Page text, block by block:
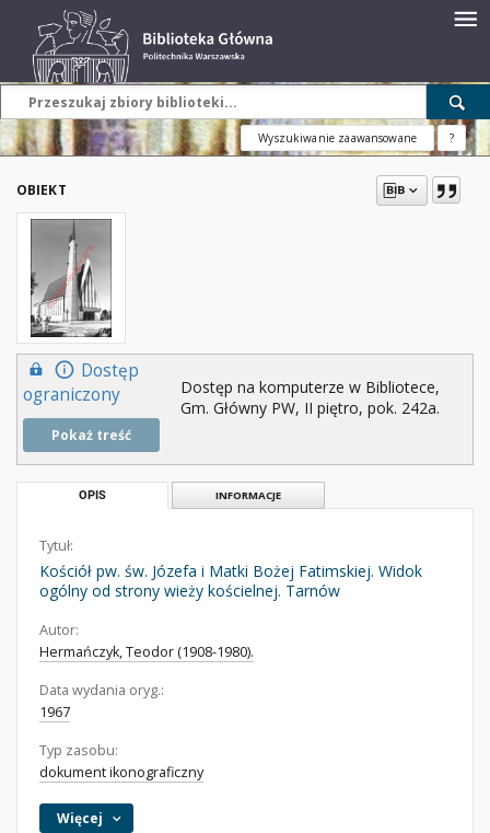
Wyszukiwanie zaawansowane ?
OBIEKT
Dostęp
ograniczony
Pokaż treść
Dostęp na komputerze w Bibliotece,
Gm. Główny PW, II piętro, pok. 242a.
OPIS INFORMACJE
Tytuł:
Kościół pw. św. Józefa i Matki Bożej Fatimskiej. Widok
ogólny od strony wieży kościelnej. Tarnów
Autor:
Hermańczyk, Teodor (1908-1980).
Data wydania oryg.:
1967
Typ zasobu:
dokument ikonograficzny
Więcej